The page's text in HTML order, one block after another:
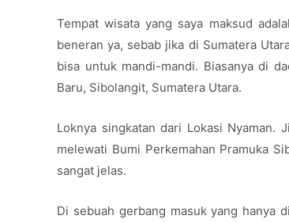
Tempat wisata yang saya maksud
beneran ya, sebab jika di Sumatera
bisa untuk mandi-mandi. Biasanya di
Baru, Sibolangit, Sumatera Utara.
Loknya singkatan dari Lokasi
melewati Bumi Perkemahan Pramuka
sangat jelas.
Di sebuah gerbang masuk yang hanya